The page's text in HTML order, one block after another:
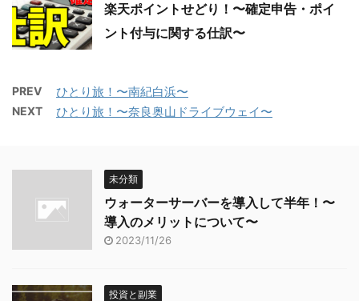
楽天ポイントせどり！〜確定申告・ポイ
ント付与に関する仕訳〜
PREV ひとり旅！〜南紀白浜〜
NEXT ひとり旅！〜奈良奥山ドライブウェイ〜
未分類
ウォーターサーバーを導入して半年！〜
導入のメリットについて〜
2023/11/26
投資と副業